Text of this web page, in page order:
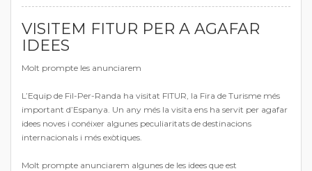
VISITEM FITUR PER A AGAFAR
IDEES
Molt prompte les anunciarem
L’Equip de Fil-Per-Randa ha visitat FITUR, la Fira de Turisme més
important d’Espanya. Un any més la visita ens ha servit per agafar
idees noves i conéixer algunes peculiaritats de destinacions
internacionals i més exòtiques.
Molt prompte anunciarem algunes de les idees que est